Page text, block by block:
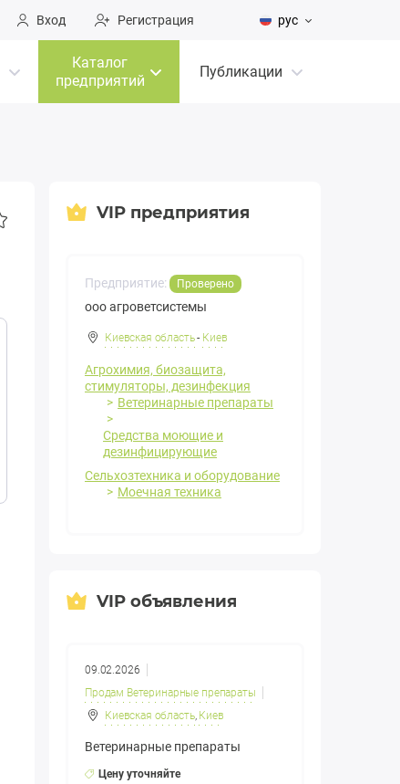
Вход Регистрация рус
Каталог
предприятий
Публикации
VIP предприятия
Предприятие: Проверено
ооо агроветсистемы
Киевская область- Киев
Агрохимия, биозащита,
стимуляторы, дезинфекция
Ветеринарные препараты
Средства моющие и
дезинфицирующие
Сельхозтехника и оборудование
Моечная техника
VIP объявления
09.02.2026
Продам Ветеринарные препараты
Киевская область, Киев
Ветеринарные препараты
Цену уточняйте